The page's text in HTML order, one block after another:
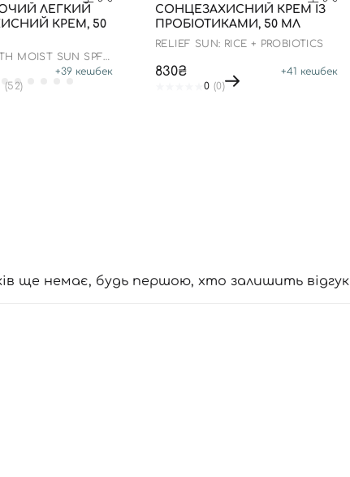
ЛЕГКИЙ
КРЕМ, 50
MOIST SUN SPF
+39 кешбек
(52)
СОНЦЕЗАХИСНИЙ КРЕМ ІЗ
ПРОБІОТИКАМИ, 50 МЛ
RELIEF SUN: RICE + PROBIOTICS
830₴ +41 кешбек
0 (0)
ще немає, будь першою, хто залишить відгук